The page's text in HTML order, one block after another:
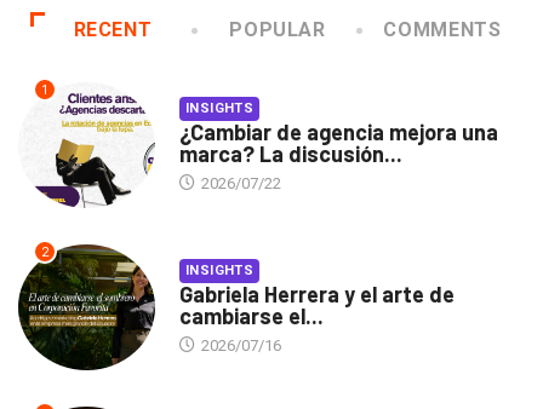
RECENT POPULAR COMMENTS
1
INSIGHTS
¿Cambiar de agencia mejora una
marca? La discusión...
2026/07/22
2
INSIGHTS
Gabriela Herrera y el arte de
cambiarse el...
2026/07/16